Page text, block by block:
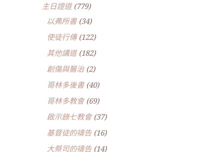
主日證道(779)
以弗所書(34)
使徒行傳(122)
其他講道(182)
創傷與醫治(2)
哥林多後書(40)
哥林多教會(69)
啟示錄七教會(37)
基督徒的禱告(16)
大祭司的禱告(14)